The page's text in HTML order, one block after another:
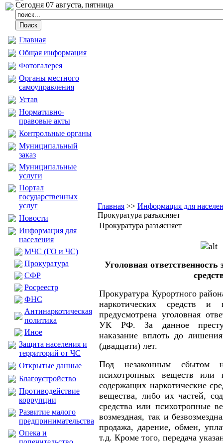
Сегодня 07 августа, пятница
Главная
Общая информация
Фотогалерея
Органы местного
самоуправления
Устав
Нормативно-
правовые акты
Контрольные органы
Муниципальный
заказ
Муниципальные
услуги
Портал
государственных
услуг
Новости
Информация для
населения
МЧС (ГО и ЧС)
Прокуратура
CФР
Росреестр
ФНС
Антинаркотическая
политика
Иное
Защита населения и
территорий от ЧС
Открытые данные
Благоустройство
Противодействие
коррупции
Развитие малого
предпринимательства
Опека и
Главная >> Информация для
Прокуратура разъясняет
Прокуратура разъясняет
Уголовная ответственность
Прокуратура Курортного
наркотических средств и
предусмотрена уголовная
УК РФ. За данное
наказание вплоть до
(двадцати) лет.
Под незаконным сбытом
психотропных веществ или
содержащих наркотические
вещества, либо их частей,
средства или психотропные
возмездная, так и
продажа, дарение, обмен,
т.д. Кроме того, передача